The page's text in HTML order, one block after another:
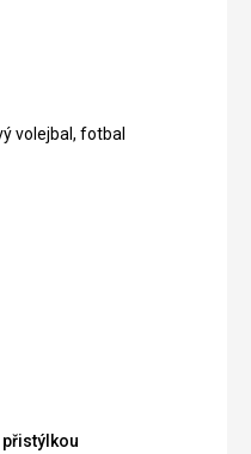
volejbal, fotbal